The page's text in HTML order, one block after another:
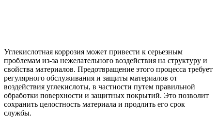
Углекислотная коррозия может привести к серьезным
проблемам из-за нежелательного воздействия на структуру и
свойства материалов. Предотвращение этого процесса требует
регулярного обслуживания и защиты материалов от
воздействия углекислоты, в частности путем правильной
обработки поверхности и защитных покрытий. Это позволит
сохранить целостность материала и продлить его срок
службы.